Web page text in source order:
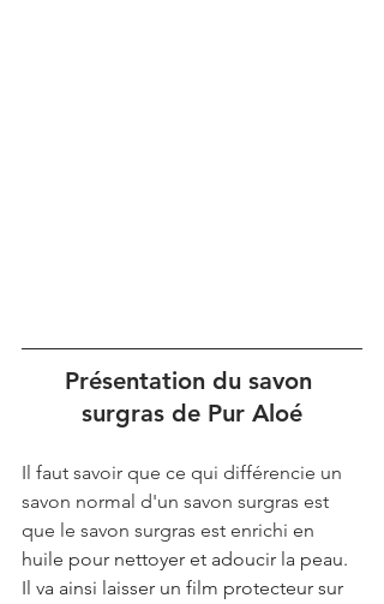
Présentation du savon
surgras de Pur Aloé
Il faut savoir que ce qui différencie un
savon normal d'un savon surgras est
que le savon surgras est enrichi en
huile pour nettoyer et adoucir la peau.
Il va ainsi laisser un film protecteur sur